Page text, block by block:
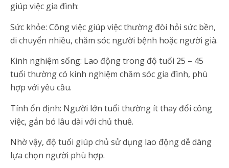
giúp việc gia đình:
Sức khỏe: Công việc giúp việc thường đòi hỏi sức bền,
di chuyển nhiều, chăm sóc người bệnh hoặc người già.
Kinh nghiệm sống: Lao động trong độ tuổi 25 – 45
tuổi thường có kinh nghiệm chăm sóc gia đình, phù
hợp với yêu cầu.
Tính ổn định: Người lớn tuổi thường ít thay đổi công
việc, gắn bó lâu dài với chủ thuê.
Nhờ vậy, độ tuổi giúp chủ sử dụng lao động dễ dàng
lựa chọn người phù hợp.